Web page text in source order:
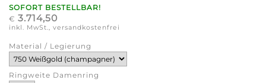
SOFORT BESTELLBAR!
€ 3.714,50
inkl. MwSt., versandkostenfrei
Material / Legierung
Ringweite Damenring